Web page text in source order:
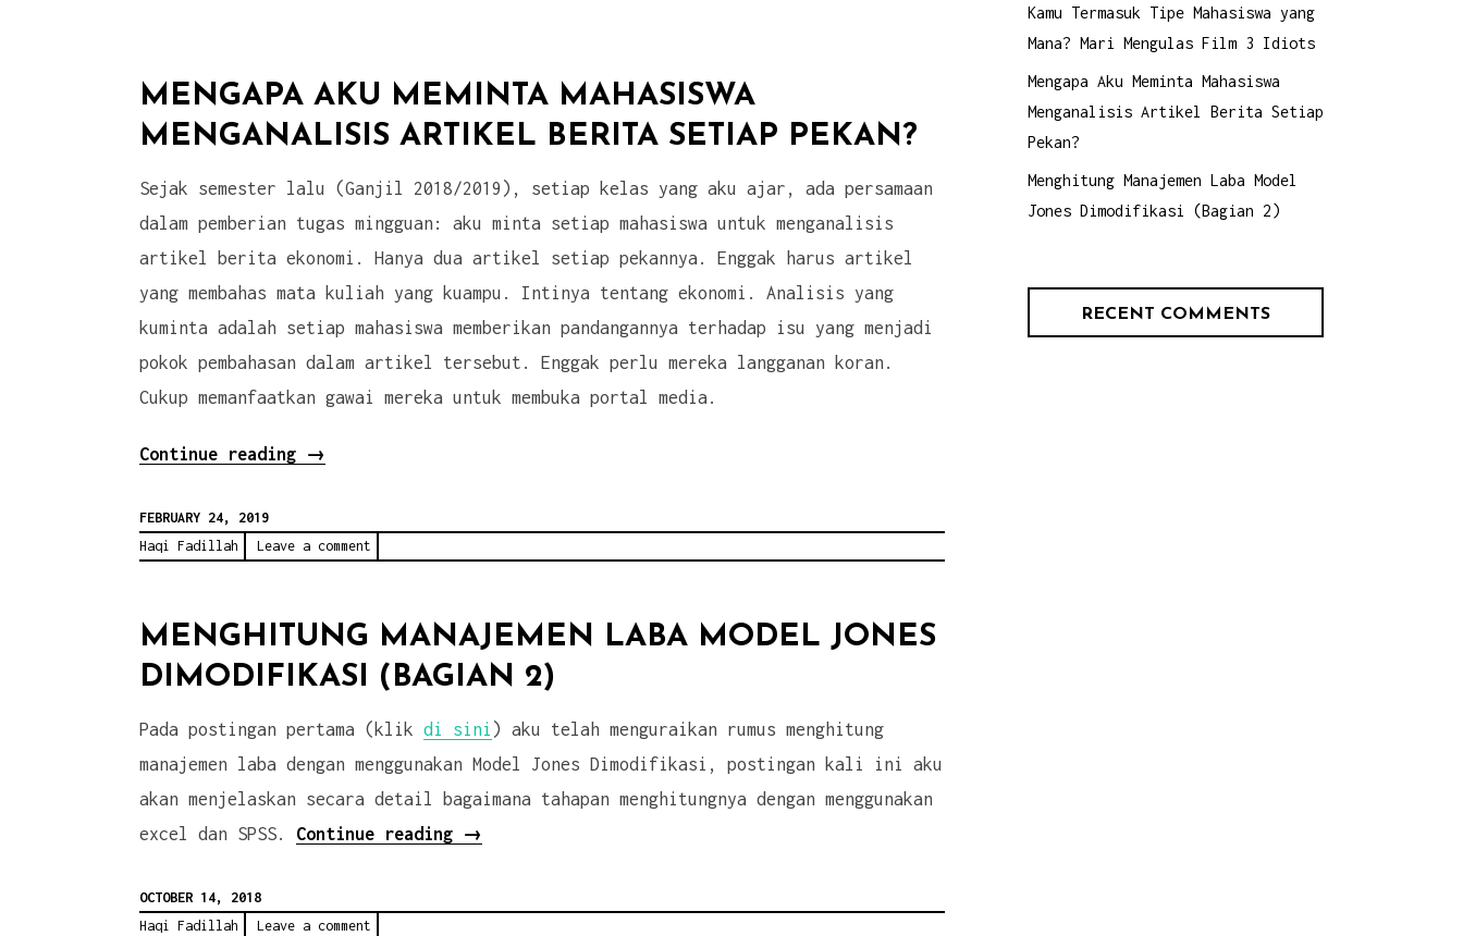
Mari
Mengulas
3
Idiots”
MENGAPA AKU MEMINTA MAHASISWA
MENGANALISIS ARTIKEL BERITA SETIAP PEKAN?
Sejak semester lalu (Ganjil 2018/2019), setiap kelas yang aku ajar, ada persamaan
dalam pemberian tugas mingguan: aku minta setiap mahasiswa untuk menganalisis
artikel berita ekonomi. Hanya dua artikel setiap pekannya. Enggak harus artikel
yang membahas mata kuliah yang kuampu. Intinya tentang ekonomi. Analisis yang
kuminta adalah setiap mahasiswa memberikan pandangannya terhadap isu yang menjadi
pokok pembahasan dalam artikel tersebut. Enggak perlu mereka langganan koran.
Cukup memanfaatkan gawai mereka untuk membuka portal media.
Continue reading
“Mengapa
Mahasiswa
Artikel
Berita
Pekan?”
→
FEBRUARY 24, 2019
Haqi Fadillah
Leave a comment
MENGHITUNG MANAJEMEN LABA MODEL JONES
DIMODIFIKASI (BAGIAN 2)
Pada postingan pertama (klik di sini ) aku telah menguraikan rumus menghitung
manajemen laba dengan menggunakan Model Jones Dimodifikasi, postingan kali ini aku
akan menjelaskan secara detail bagaimana tahapan menghitungnya dengan menggunakan
excel dan SPSS. Continue reading
“Menghitung
→
OCTOBER 14, 2018
Haqi Fadillah
Leave a comment
Kamu Termasuk Tipe Mahasiswa yang
Mana? Mari Mengulas Film 3 Idiots
Mengapa Aku Meminta Mahasiswa
Menganalisis Artikel Berita Setiap
Pekan?
Menghitung Manajemen Laba Model
Jones Dimodifikasi (Bagian 2)
RECENT COMMENTS